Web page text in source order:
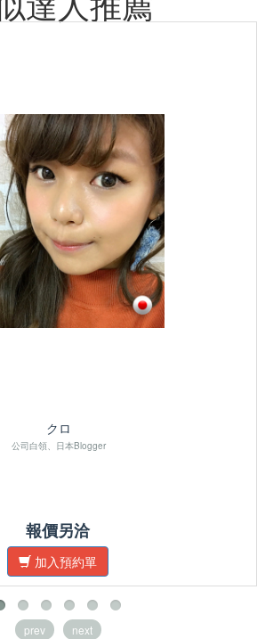
クロ
公司白領、日本Blogger
報價另洽
加入預約單
prev next